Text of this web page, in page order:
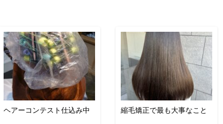
ヘアーコンテスト仕込み中 縮毛矯正で最も大事なこと